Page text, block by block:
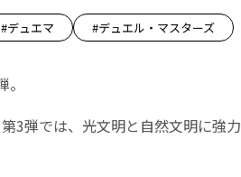
#デュエマ #デュエル・マスターズ
3弾では、光文明と自然文明に強力